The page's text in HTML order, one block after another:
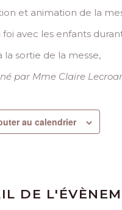
et animation de la
foi avec les enfants
la sortie de la messe,
par Mme Claire
au calendrier
DE